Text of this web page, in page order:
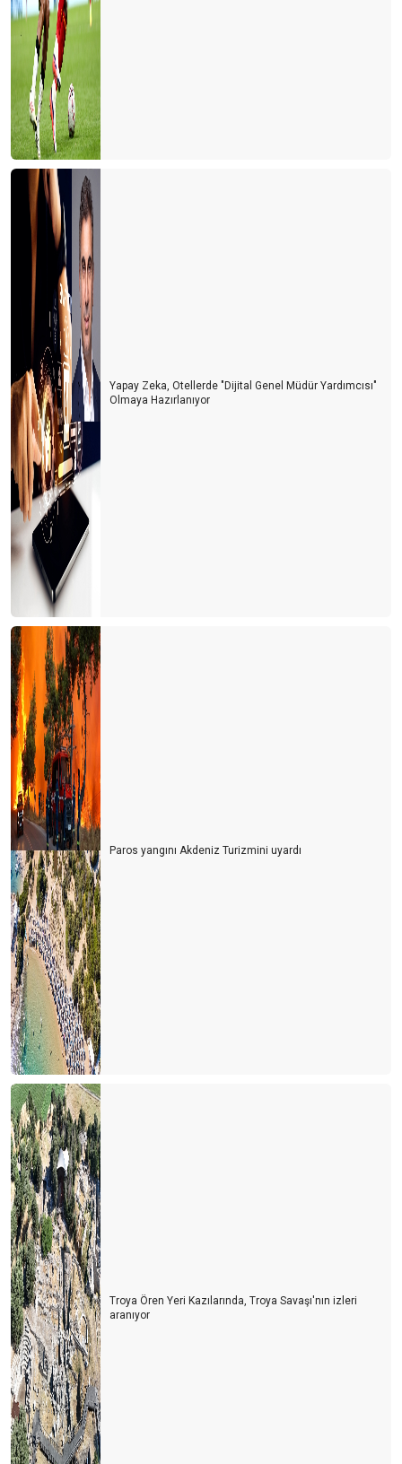
Yapay Zeka, Otellerde "Dijital Genel Müdür Yardımcısı"
Olmaya Hazırlanıyor
Paros yangını Akdeniz Turizmini uyardı
Troya Ören Yeri Kazılarında, Troya Savaşı'nın izleri
aranıyor